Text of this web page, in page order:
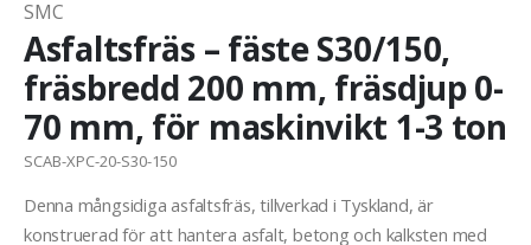
SMC
Asfaltsfräs – fäste S30/150,
fräsbredd 200 mm, fräsdjup 0-
70 mm, för maskinvikt 1-3 ton
SCAB-XPC-20-S30-150
Denna mångsidiga asfaltsfräs, tillverkad i Tyskland, är
konstruerad för att hantera asfalt, betong och kalksten med